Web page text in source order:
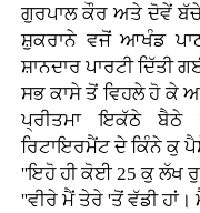
ਗੁਰਪਾਲ ਕੌਰ ਅਤੇ ਦੋਵੇਂ
ਸ਼ੁਕਰਾਨੇ ਵਜੋਂ ਆਖੰਡ
ਸ਼ਾਨਦਾਰ ਪਾਰਟੀ ਦਿੱਤੀ
ਸਭ ਕਾਸੇ ਤੋਂ ਵਿਹਲੇ ਹੋ ਕੇ
ਪ੍ਰੀਤਮਾ ਇਕੱਠੇ ਬੈਠੇ
ਰਿਟਾਇਰਮੈਂਟ ਦੇ ਕਿੰਨੇ ਕੁ
''ਇਹੋ ਹੀ ਕੋਈ 25 ਕੁ ਲੱਖ
''ਵੀਰੇ ਮੈਂ ਤੇਰੇ 'ਤੋਂ ਵੱਡੀ